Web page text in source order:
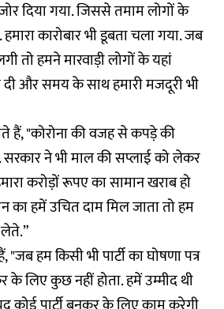
दिया गया. जिससे तमाम लोगों के
कारोबार भी डूबता चला गया. जब
तो हमने मारवाड़ी लोगों के यहां
और समय के साथ हमारी मजदूरी भी
हैं, "कोरोना की वजह से कपड़े की
ने भी माल की सप्लाई को लेकर
करोड़ों रूपए का सामान खराब हो
का हमें उचित दाम मिल जाता तो हम
हम किसी भी पार्टी का घोषणा पत्र
लिए कुछ नहीं होता. हमें उम्मीद थी